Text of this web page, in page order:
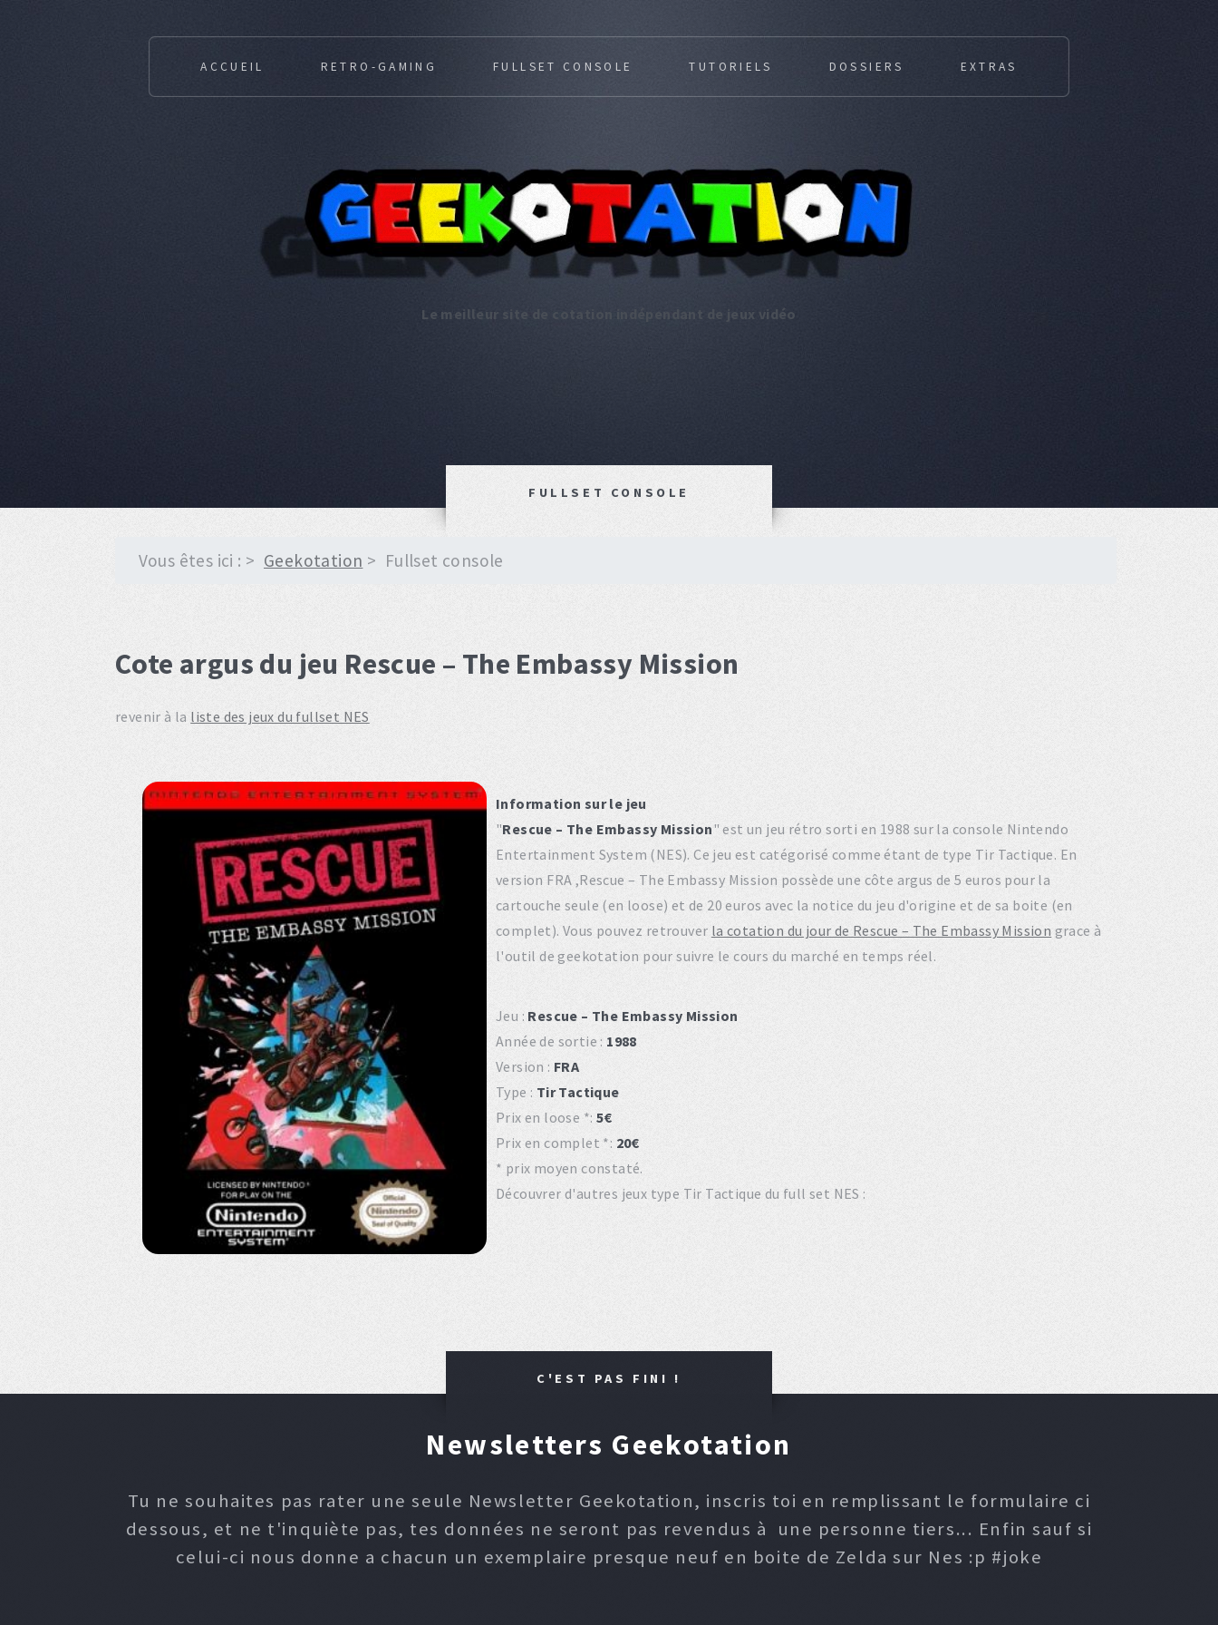
Le meilleur site de cotation indépendant de jeux vidéo
ACCUEIL RETRO-GAMING FULLSET CONSOLE TUTORIELS DOSSIERS EXTRAS
FULLSET CONSOLE
Vous êtes ici : Geekotation Fullset console
Cote argus du jeu Rescue – The Embassy Mission
revenir à la liste des jeux du fullset NES
Information sur le jeu
"Rescue – The Embassy Mission" est un jeu rétro sorti en 1988 sur la console Nintendo
Entertainment System (NES). Ce jeu est catégorisé comme étant de type Tir Tactique. En
version FRA ,Rescue – The Embassy Mission possède une côte argus de 5 euros pour la
cartouche seule (en loose) et de 20 euros avec la notice du jeu d'origine et de sa boite (en
complet). Vous pouvez retrouver la cotation du jour de Rescue – The Embassy Mission grace à
l'outil de geekotation pour suivre le cours du marché en temps réel.
Jeu : Rescue – The Embassy Mission
Année de sortie : 1988
Version : FRA
Type : Tir Tactique
Prix en loose *: 5€
Prix en complet *: 20€
* prix moyen constaté.
Découvrer d'autres jeux type Tir Tactique du full set NES :
C'EST PAS FINI !
Newsletters Geekotation
Tu ne souhaites pas rater une seule Newsletter Geekotation, inscris toi en remplissant le formulaire ci
dessous, et ne t'inquiète pas, tes données ne seront pas revendus à une personne tiers... Enfin sauf si
celui-ci nous donne a chacun un exemplaire presque neuf en boite de Zelda sur Nes :p #joke